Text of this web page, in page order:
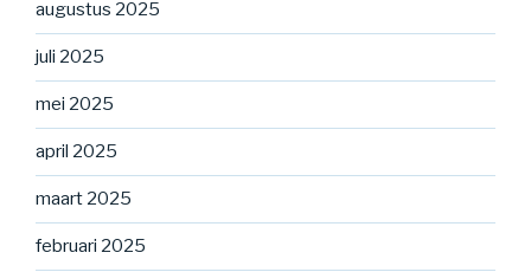
augustus 2025
juli 2025
mei 2025
april 2025
maart 2025
februari 2025